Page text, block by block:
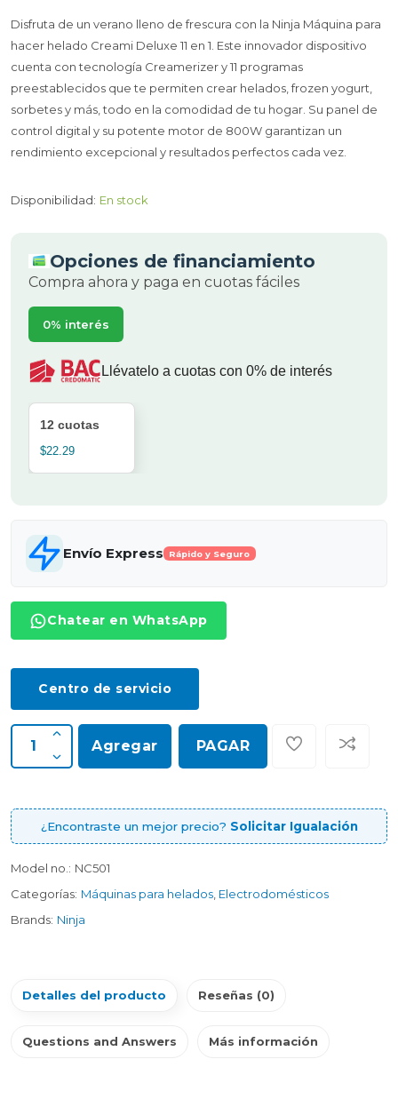
Disfruta de un verano lleno de frescura con la Ninja Máquina para
hacer helado Creami Deluxe 11 en 1. Este innovador dispositivo
cuenta con tecnología Creamerizer y 11 programas
preestablecidos que te permiten crear helados, frozen yogurt,
sorbetes y más, todo en la comodidad de tu hogar. Su panel de
control digital y su potente motor de 800W garantizan un
rendimiento excepcional y resultados perfectos cada vez.
Disponibilidad: En stock
Opciones de financiamiento
Compra ahora y paga en cuotas fáciles
0% interés
Llévatelo a cuotas con 0% de interés
12 cuotas
$22.29
Envío Express Rápido y Seguro
Chatear en WhatsApp
Centro de servicio
Agregar PAGAR
¿Encontraste un mejor precio? Solicitar Igualación
Model no.: NC501
Categorías: Máquinas para helados Electrodomésticos
Brands: Ninja
Detalles del producto Reseñas (0)
Questions and Answers Más información